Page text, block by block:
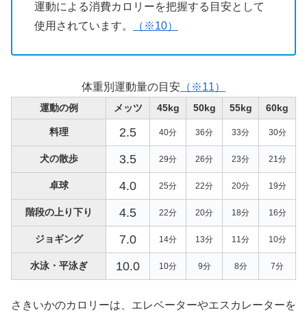
運動による消費カロリーを把握する目安として
使用されています。
（※10）
体重別運動量の目安 （※11）
運動の例 メッツ 45kg 50kg 55kg 60kg
料理 2.5 40分 36分 33分 30分
犬の散歩 3.5 29分 26分 23分 21分
卓球 4.0 25分 22分 20分 19分
階段の上り下り 4.5 22分 20分 18分 16分
ジョギング 7.0 14分 13分 11分 10分
水泳・平泳ぎ 10.0 10分 9分 8分 7分
さきいかのカロリーは、エレベーターやエスカレーターを